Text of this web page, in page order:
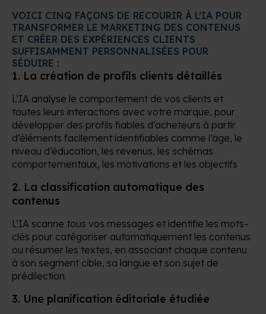
VOICI CINQ FAÇONS DE RECOURIR À L’IA POUR
TRANSFORMER LE MARKETING DES CONTENUS
ET CRÉER DES EXPÉRIENCES CLIENTS
SUFFISAMMENT PERSONNALISÉES POUR
SÉDUIRE :
1. La création de profils clients détaillés
L’IA analyse le comportement de vos clients et
toutes leurs interactions avec votre marque, pour
développer des profils fiables d’acheteurs à partir
d’éléments facilement identifiables comme l’âge, le
niveau d’éducation, les revenus, les schémas
comportementaux, les motivations et les objectifs
2. La classification automatique des
contenus
L’IA scanne tous vos messages et identifie les mots-
clés pour catégoriser automatiquement les contenus
ou résumer les textes, en associant chaque contenu
à son segment cible, sa langue et son sujet de
prédilection.
3. Une planification éditoriale étudiée